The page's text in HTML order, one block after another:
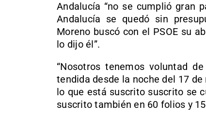
Andalucía “no se cumplió gran
Andalucía se quedó sin
Moreno buscó con el PSOE su
lo dijo él”.
“Nosotros tenemos voluntad
tendida desde la noche del 17
lo que está suscrito suscrito se
suscrito también en 60 folios y